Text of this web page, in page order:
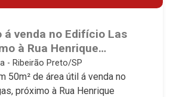
á venda no Edifício Las
à Rua Henrique
Preto/SP.
- Ribeirão Preto/SP
50m² de área útil á venda no
próximo à Rua Henrique